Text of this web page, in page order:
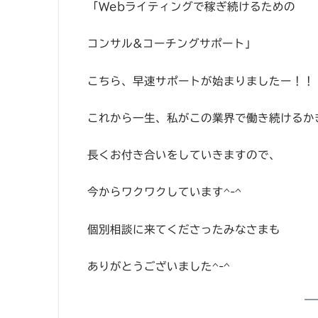
「Webライティングで稼ぎ続けるための
コンサル&コーチングサポート」
こちら、早速サポートが始まりましたー！！
これから一生、私がこの業界で働き続けるか
長くお付き合いをしていきますので、
今からワクワクしています^-^
個別相談に来てくださったみなさまも
ありがとうございました^-^